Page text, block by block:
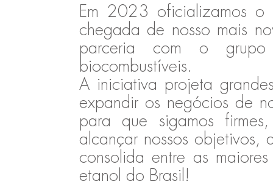
Em 2023 oficializamos
chegada de nosso mais
parceria com o grupo
biocombustíveis.
A iniciativa projeta
expandir os negócios de
para que sigamos
alcançar nossos objetivos,
consolida entre as
etanol do Brasil!